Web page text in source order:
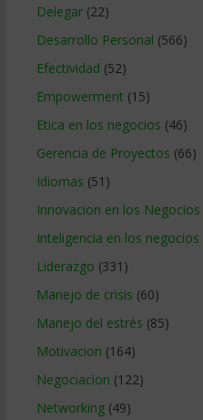
Delegar(22)
Desarrollo Personal (566)
Efectividad (52)
Empowerment (15)
Etica en los negocios (46)
Gerencia de Proyectos (66)
Idiomas (51)
Innovacion en los Negocios
Inteligencia en los negocios
Liderazgo (331)
Manejo de crisis (60)
Manejo del estrés (85)
Motivacion (164)
Negociacion (122)
Networking(49)